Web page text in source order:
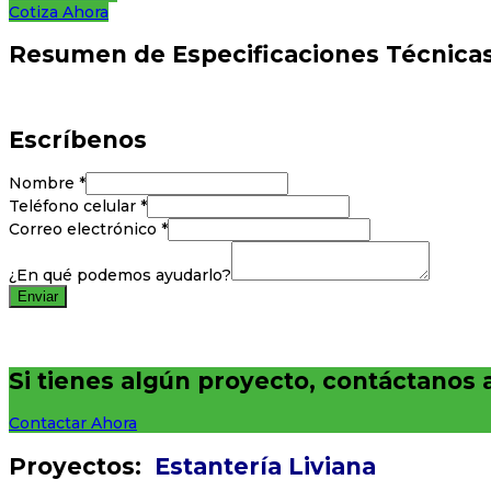
Cotiza Ahora
Resumen de Especificaciones
Escríbenos
Nombre *
Teléfono celular *
Correo electrónico *
¿En qué podemos ayudarlo?
Enviar
Si tienes algún proyecto, contáctanos
Contactar Ahora
Proyectos: Estantería Liviana